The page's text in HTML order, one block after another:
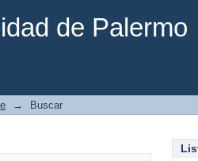
de Palermo
→ Buscar